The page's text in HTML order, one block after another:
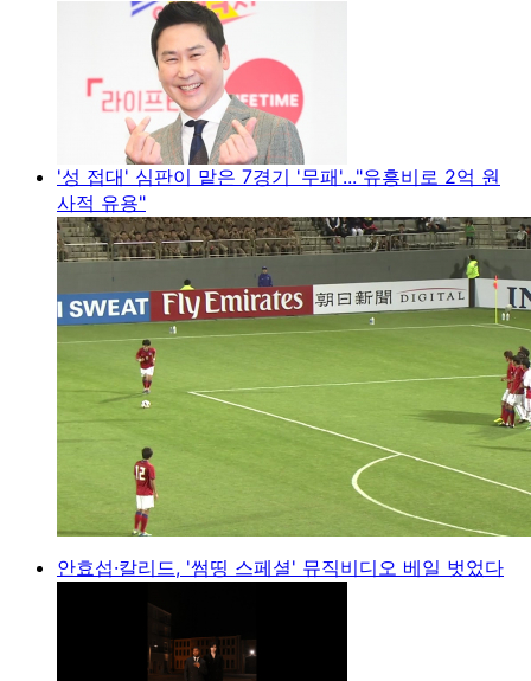
'성 접대' 심판이 맡은 7경기 '무패'..."유흥비로 2억 원
사적 유용"
안효섭·칼리드, '썸띵 스페셜' 뮤직비디오 베일 벗었다